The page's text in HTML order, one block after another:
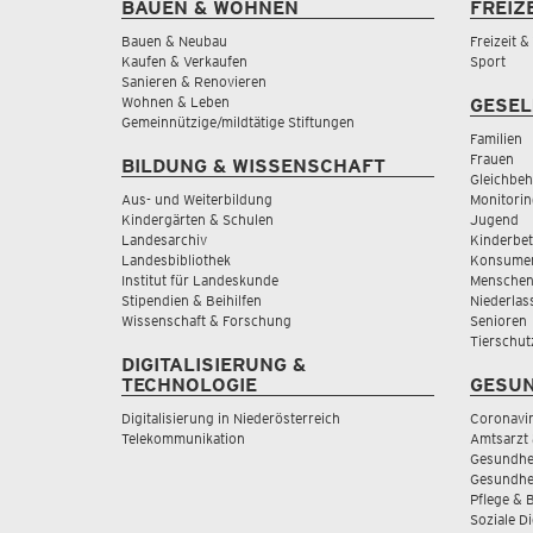
BAUEN & WOHNEN
Bauen & Neubau
Kaufen & Verkaufen
Sanieren & Renovieren
Wohnen & Leben
Gemeinnützige/mildtätige Stiftungen
BILDUNG & WISSENSCHAFT
Aus- und Weiterbildung
Kindergärten & Schulen
Landesarchiv
Landesbibliothek
Institut für Landeskunde
Stipendien & Beihilfen
Wissenschaft & Forschung
DIGITALISIERUNG &
TECHNOLOGIE
Digitalisierung in Niederösterreich
Telekommunikation
Freizeit
Sport
Familien
Frauen
Jugend
Senioren
Amtsarzt
Pflege &
Soziale